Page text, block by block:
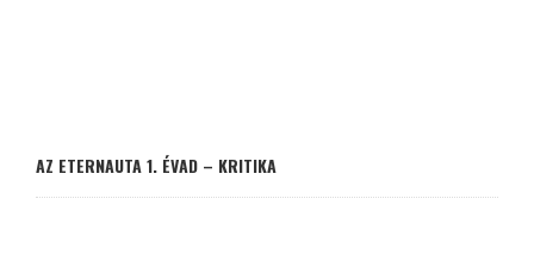
AZ ETERNAUTA 1. ÉVAD – KRITIKA